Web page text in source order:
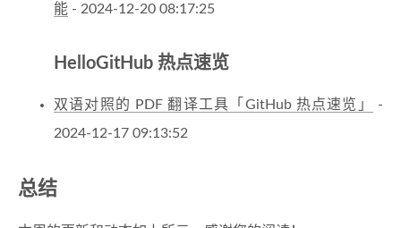
能 - 2024-12-20 08:17:25
HelloGitHub 热点速览
双语对照的 PDF 翻译工具「GitHub 热点速览」
-
2024-12-17 09:13:52
总结